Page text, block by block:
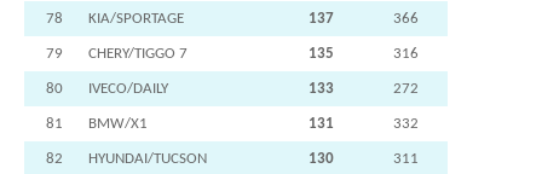
78 KIA/SPORTAGE 137 366
79 CHERY/TIGGO 7 135 316
80 IVECO/DAILY 133 272
81 BMW/X1 131 332
82 HYUNDAI/TUCSON 130 311